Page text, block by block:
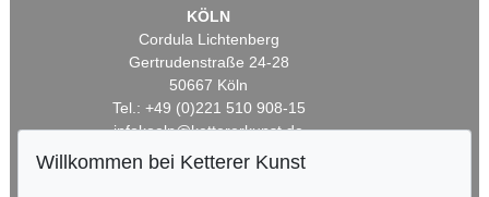
KÖLN
Cordula Lichtenberg
Gertrudenstraße 24-28
50667 Köln
Tel.: +49 (0)221 510 908-15
infokoeln@kettererkunst.de
Willkommen bei Ketterer Kunst